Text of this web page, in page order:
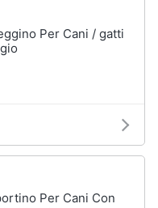
Per Cani / gatti
Per Cani Con